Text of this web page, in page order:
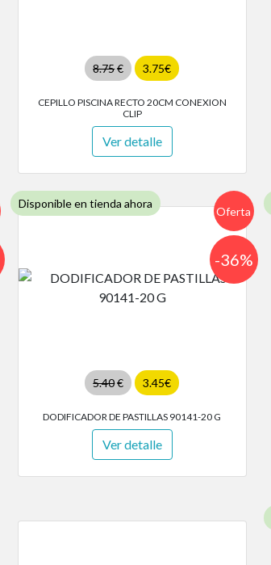
8.75€ 3.75€
CEPILLO PISCINA RECTO 20CM CONEXION
CLIP
Ver detalle
Disponible en tienda ahora
Oferta
5.40€ 3.45€
-36%
DODIFICADOR DE PASTILLAS 90141-20 G
Ver detalle